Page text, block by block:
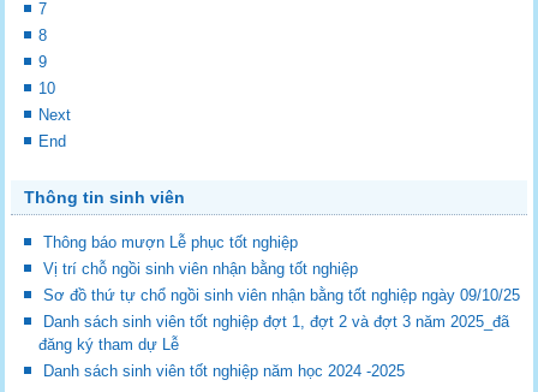
7
8
9
10
Next
End
Thông tin sinh viên
Thông báo mượn Lễ phục tốt nghiệp
Vị trí chỗ ngồi sinh viên nhận bằng tốt nghiệp
Sơ đồ thứ tự chổ ngồi sinh viên nhận bằng tốt nghiệp ngày 09/10/25
Danh sách sinh viên tốt nghiệp đợt 1, đợt 2 và đợt 3 năm 2025_đã
đăng ký tham dự Lễ
Danh sách sinh viên tốt nghiệp năm học 2024 -2025